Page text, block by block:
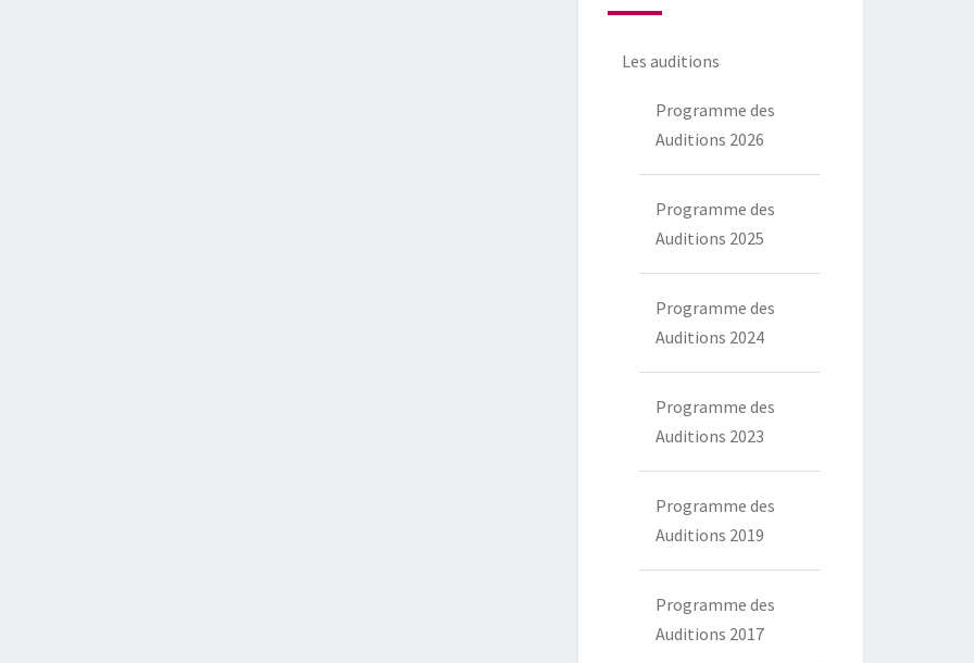
Les auditions
Programme des
Auditions 2026
Programme des
Auditions 2025
Programme des
Auditions 2024
Programme des
Auditions 2023
Programme des
Auditions 2019
Programme des
Auditions 2017